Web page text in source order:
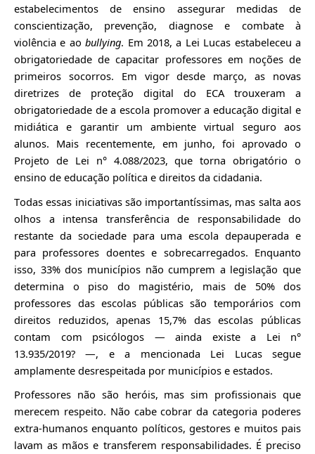
estabelecimentos de ensino assegurar medidas de
conscientização, prevenção, diagnose e combate à
violência e aobullying. Em 2018, a Lei Lucas estabeleceu a
obrigatoriedade de capacitar professores em noções de
primeiros socorros. Em vigor desde março, as novas
diretrizes de proteção digital do ECA trouxeram a
obrigatoriedade de a escola promover a educação digital e
midiática e garantir um ambiente virtual seguro aos
alunos. Mais recentemente, em junho, foi aprovado o
Projeto de Lei n° 4.088/2023, que torna obrigatório o
ensino de educação política e direitos da cidadania.
Todas essas iniciativas são importantíssimas, mas salta aos
olhos a intensa transferência de responsabilidade do
restante da sociedade para uma escola depauperada e
para professores doentes e sobrecarregados. Enquanto
isso, 33% dos municípios não cumprem a legislação que
determina o piso do magistério, mais de 50% dos
professores das escolas públicas são temporários com
direitos reduzidos, apenas 15,7% das escolas públicas
contam com psicólogos ― ainda existe a Lei n°
13.935/2019? ―, e a mencionada Lei Lucas segue
amplamente desrespeitada por municípios e estados.
Professores não são heróis, mas sim profissionais que
merecem respeito. Não cabe cobrar da categoria poderes
extra-humanos enquanto políticos, gestores e muitos pais
lavam as mãos e transferem responsabilidades. É preciso